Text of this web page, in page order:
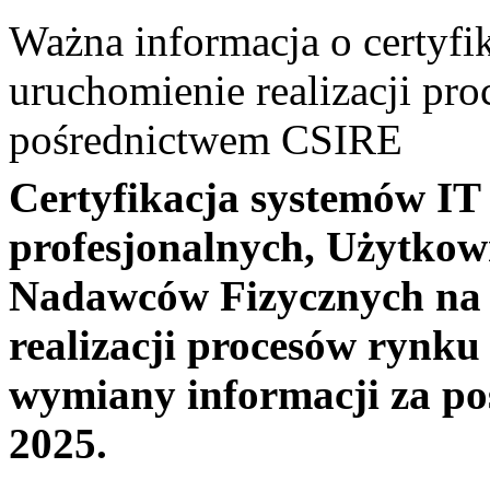
Ważna informacja o
uruchomienie realizacji
pośrednictwem CSIRE
Certyfikacja systemów
profesjonalnych,
Nadawców Fizycznych
realizacji procesów
wymiany informacji za
2025.